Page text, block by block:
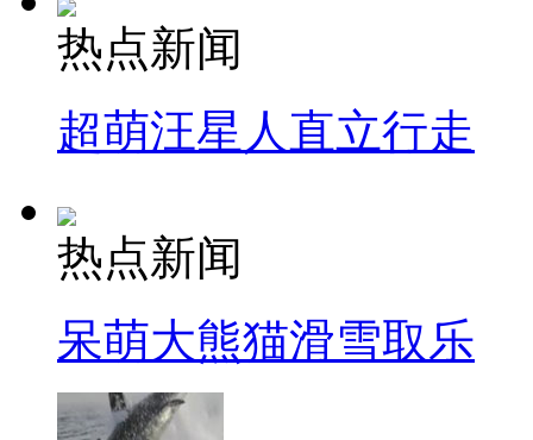
热点新闻
超萌汪星人直立行走
热点新闻
呆萌大熊猫滑雪取乐